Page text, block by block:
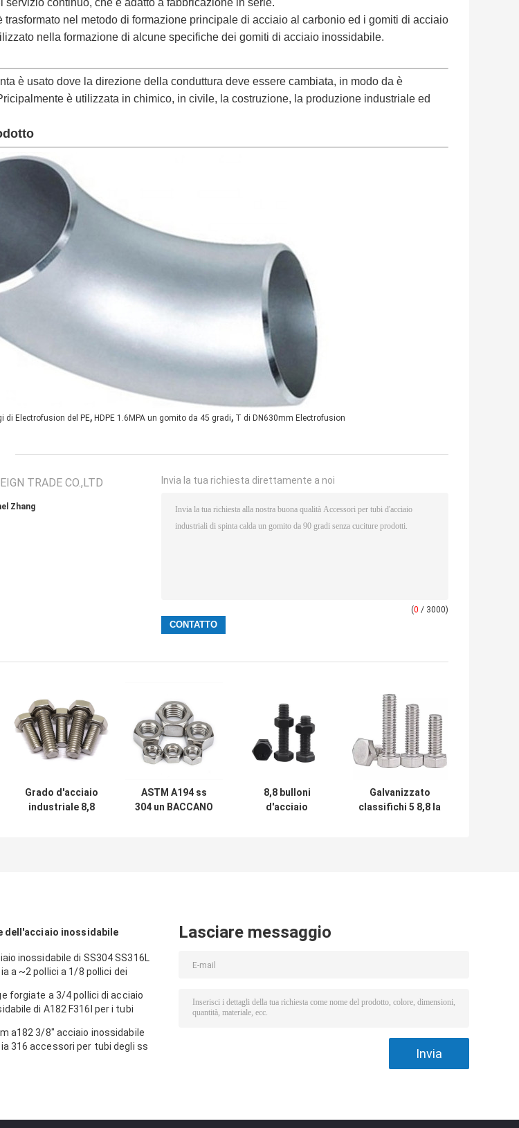
servizio continuo, che è adatto a fabbricazione in serie.
trasformato nel metodo di formazione principale di acciaio al carbonio ed i gomiti di acciaio
nella formazione di alcune specifiche dei gomiti di acciaio inossidabile.
è usato dove la direzione della conduttura deve essere cambiata, in modo da è
è utilizzata in chimico, in civile, la costruzione, la produzione industriale ed
di Electrofusion del PE, HDPE 1.6MPA un gomito da 45 gradi, T di DN630mm Electrofusion
TRADE CO.,LTD
Zhang
Invia la tua richiesta direttamente a noi
(0 / 3000)
Grado d'acciaio
industriale 8,8
ASTM A194 ss
304 un BACCANO
8,8 bulloni
d'acciaio
Galvanizzato
classifichi 5 8,8 la
dell'acciaio inossidabile
inossidabile di SS304 SS316L
a ~2 pollici a 1/8 pollici dei
forgiate a 3/4 pollici di acciaio
di A182 F316l per i tubi
a182 3/8" acciaio inossidabile
316 accessori per tubi degli ss
Lasciare messaggio